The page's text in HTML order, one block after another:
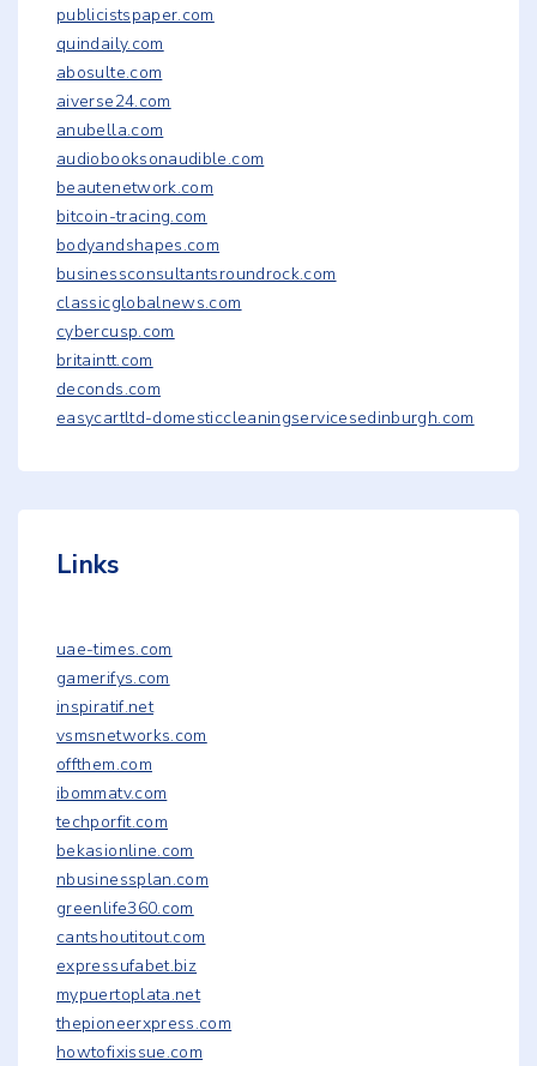
publicistspaper.com
quindaily.com
abosulte.com
aiverse24.com
anubella.com
audiobooksonaudible.com
beautenetwork.com
bitcoin-tracing.com
bodyandshapes.com
businessconsultantsroundrock.com
classicglobalnews.com
cybercusp.com
britaintt.com
deconds.com
easycartltd-domesticcleaningservicesedinburgh.com
Links
uae-times.com
gamerifys.com
inspiratif.net
vsmsnetworks.com
offthem.com
ibommatv.com
techporfit.com
bekasionline.com
nbusinessplan.com
greenlife360.com
cantshoutitout.com
expressufabet.biz
mypuertoplata.net
thepioneerxpress.com
howtofixissue.com